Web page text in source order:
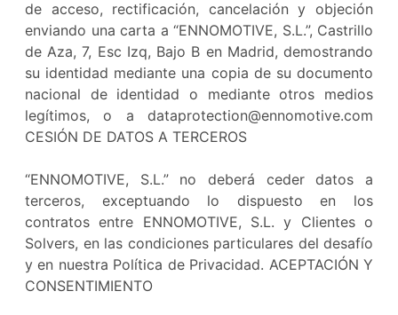
de acceso, rectificación, cancelación y objeción
enviando una carta a “ENNOMOTIVE, S.L.”, Castrillo
de Aza, 7, Esc Izq, Bajo B en Madrid, demostrando
su identidad mediante una copia de su documento
nacional de identidad o mediante otros medios
legítimos, o a dataprotection@ennomotive.com
CESIÓN DE DATOS A TERCEROS
“ENNOMOTIVE, S.L.” no deberá ceder datos a
terceros, exceptuando lo dispuesto en los
contratos entre ENNOMOTIVE, S.L. y Clientes o
Solvers, en las condiciones particulares del desafío
y en nuestra Política de Privacidad. ACEPTACIÓN Y
CONSENTIMIENTO